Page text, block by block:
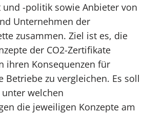
und -politik sowie Anbieter von
Unternehmen der
zusammen. Ziel ist es, die
der CO2-Zertifikate
ihren Konsequenzen für
zu vergleichen. Es soll
welchen
die jeweiligen Konzepte am